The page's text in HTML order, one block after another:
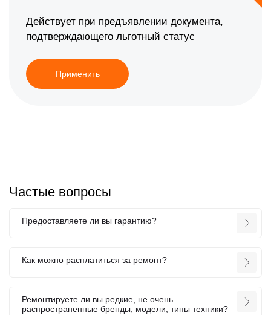
Действует при предъявлении документа,
подтверждающего льготный статус
Применить
Частые вопросы
Предоставляете ли вы гарантию?
Как можно расплатиться за ремонт?
Ремонтируете ли вы редкие, не очень
распространенные бренды, модели, типы техники?